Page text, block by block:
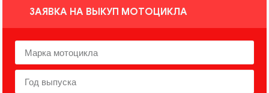
ЗАЯВКА НА ВЫКУП МОТОЦИКЛА